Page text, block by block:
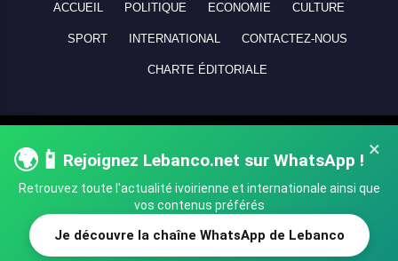
SHARE TWEET
×
🌍📱 Rejoignez Lebanco.net sur WhatsApp !
Retrouvez toute l'actualité ivoirienne et internationale ainsi que
vos contenus préférés
Je découvre la chaîne WhatsApp de Lebanco
ACCUEIL POLITIQUE ECONOMIE CULTURE
SPORT INTERNATIONAL CONTACTEZ-NOUS
CHARTE ÉDITORIALE
réservés - All rights reserved.